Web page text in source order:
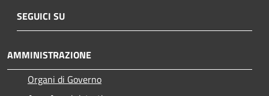
SEGUICI SU
AMMINISTRAZIONE
Organi di Governo